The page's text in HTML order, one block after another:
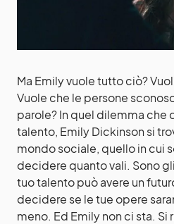
Ma Emily vuole tutto ciò?
Vuole che le persone
parole? In quel dilemma che
talento, Emily Dickinson si
mondo sociale, quello in cui
decidere quanto vali. Sono
tuo talento può avere un
decidere se le tue opere
meno. Ed Emily non ci sta. Si